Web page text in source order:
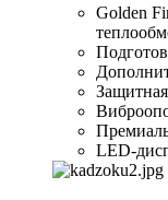
Golden
LED-